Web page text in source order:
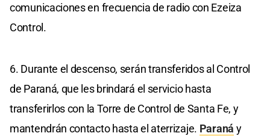
comunicaciones en frecuencia de radio con Ezeiza
Control.
6. Durante el descenso, serán transferidos al Control
de Paraná, que les brindará el servicio hasta
transferirlos con la Torre de Control de Santa Fe, y
mantendrán contacto hasta el aterrizaje. Paraná y